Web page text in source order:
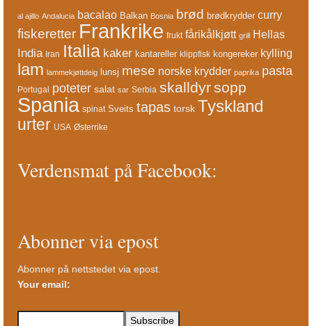
al ajillo Andalucia bacalao Balkan Bosnia brød brødkrydder curry
fiskeretter Frankrike frukt fårikålkjøtt grill Hellas
India Iran Italia kaker kantareller klippfisk kongereker kylling
lam lammekjøttdeig lunsj mese norske krydder paprika pasta
Portugal poteter salat sar Serbia skalldyrsopp
Spania spinat Sveits tapas torsk Tyskland
urter USA Østerrike
Verdensmat på Facebook:
Abonner via epost
Abonner på nettstedet via epost.
Your email: